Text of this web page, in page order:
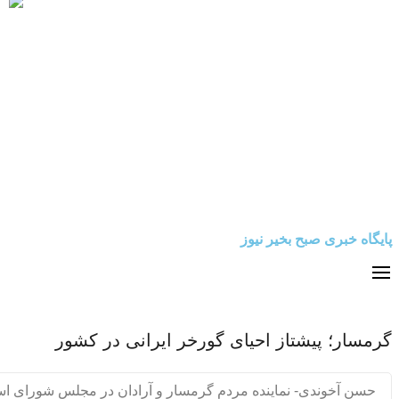
پایگاه خبری صبح بخیر نیوز
گرمسار؛ پیشتاز احیای گورخر ایرانی در کشور
حسن آخوندی- نماینده مردم گرمسار و آرادان در مجلس شورای